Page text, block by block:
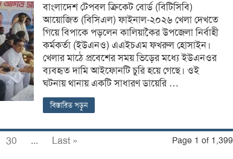
বাংলাদেশ টেপবল ক্রিকেট বোর্ড (বিটিসিবি)
আয়োজিত (বিসিএল) ফাইনাল-২০২৬ খেলা দেখতে
গিয়ে বিপাকে পড়লেন কালিয়াকৈর উপজেলা নির্বাহী
কর্মকর্তা (ইউএনও) এএইচএম ফখরুল হোসাইন।
খেলার মাঠে প্রবেশের সময় ভিড়ের মধ্যে ইউএনওর
ব্যবহৃত দামি আইফোনটি চুরি হয়ে গেছে। ওই
ঘটনায় থানায় একটি সাধারণ ডায়েরি …
বিস্তারিত পড়ুন
Page 1 of 1,399
30 ... Last »